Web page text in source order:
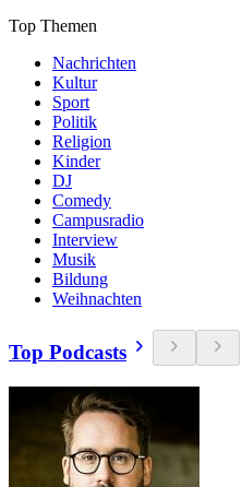
Top Themen
Nachrichten
Kultur
Sport
Politik
Religion
Kinder
DJ
Comedy
Campusradio
Interview
Musik
Bildung
Weihnachten
Top Podcasts